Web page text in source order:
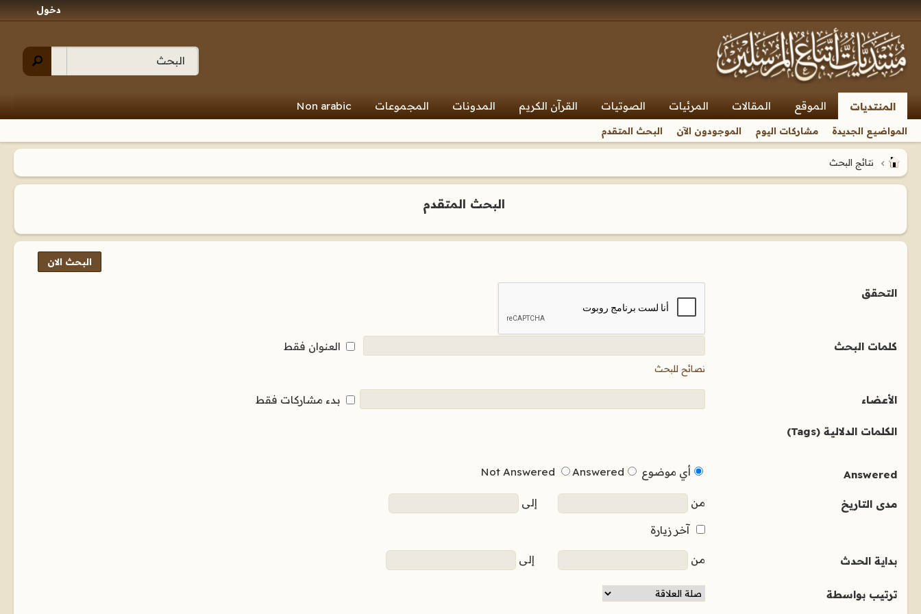
دخول
المنتديات الموقع المقالات المرئيات الصوتيات القرآن الكريم المدونات المجموعات Non arabic
المواضيع الجديدة مشاركات اليوم الموجودون الآن البحث المتقدم
نتائج البحث
البحث المتقدم
البحث الان
التحقق
كلمات البحث
نصائح للبحث
العنوان فقط
الأعضاء بدء مشاركات فقط
الكلمات الدلالية (Tags)
Answered أي موضوع Not Answered Answered
مدى التاريخ من إلى
آخر زيارة
بداية الحدث من إلى
ترتيب بواسطة